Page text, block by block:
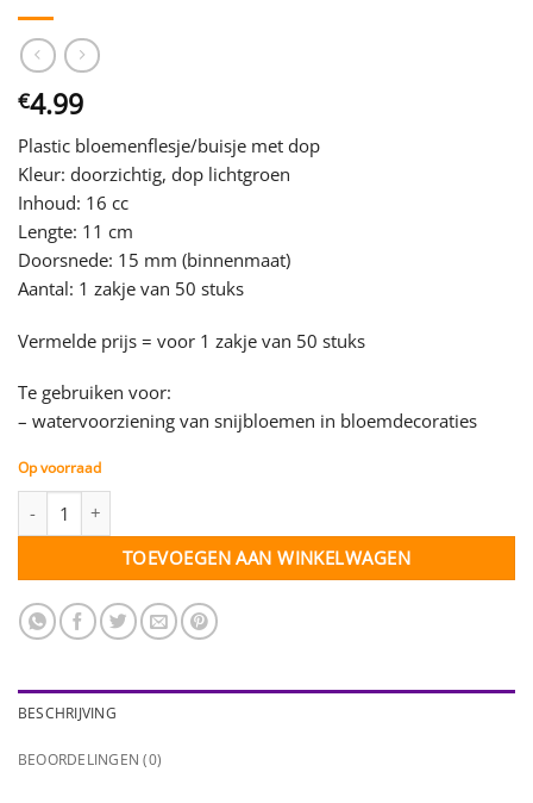
€4.99
Plastic bloemenflesje/buisje met dop
Kleur: doorzichtig, dop lichtgroen
Inhoud: 16 cc
Lengte: 11 cm
Doorsnede: 15 mm (binnenmaat)
Aantal: 1 zakje van 50 stuks
Vermelde prijs = voor 1 zakje van 50 stuks
Te gebruiken voor:
– watervoorziening van snijbloemen in bloemdecoraties
Op voorraad
TOEVOEGEN AAN WINKELWAGEN
BESCHRIJVING
BEOORDELINGEN (0)